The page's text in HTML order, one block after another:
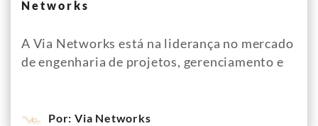
Networks
A Via Networks está na liderança no mercado
de engenharia de projetos, gerenciamento e
Por: Via Networks